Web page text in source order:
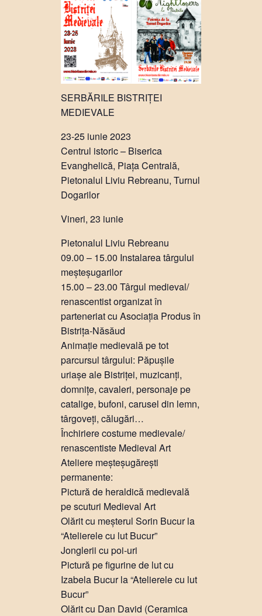
SERBĂRILE BISTRIȚEI
MEDIEVALE
23-25 iunie 2023
Centrul istoric – Biserica
Evanghelică, Piața Centrală,
Pietonalul Liviu Rebreanu, Turnul
Dogarilor
Vineri, 23 iunie
Pietonalul Liviu Rebreanu
09.00 – 15.00 Instalarea târgului
meșteșugarilor
15.00 – 23.00 Târgul medieval/
renascentist organizat în
parteneriat cu Asociația Produs în
Bistrița-Năsăud
Animație medievală pe tot
parcursul târgului: Păpușile
uriașe ale Bistriței, muzicanți,
domnițe, cavaleri, personaje pe
catalige, bufoni, carusel din lemn,
târgoveți, călugări…
Închiriere costume medievale/
renascentiste Medieval Art
Ateliere meșteșugărești
permanente:
Pictură de heraldică medievală
pe scuturi Medieval Art
Olărit cu meșterul Sorin Bucur la
“Atelierele cu lut Bucur”
Jonglerii cu poi-uri
Pictură pe figurine de lut cu
Izabela Bucur la “Atelierele cu lut
Bucur”
Olărit cu Dan David (Ceramica